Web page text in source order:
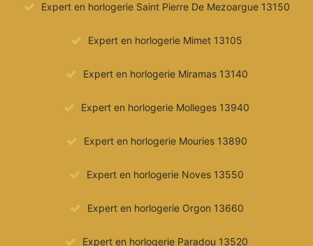
Expert en horlogerie Saint Pierre De Mezoargue 13150
Expert en horlogerie Mimet 13105
Expert en horlogerie Miramas 13140
Expert en horlogerie Molleges 13940
Expert en horlogerie Mouries 13890
Expert en horlogerie Noves 13550
Expert en horlogerie Orgon 13660
Expert en horlogerie Paradou 13520